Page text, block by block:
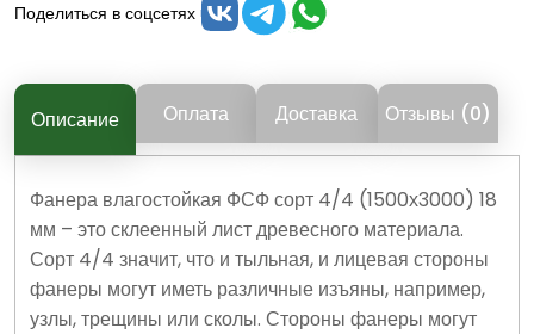
Поделиться в соцсетях
Описание Оплата Доставка Отзывы (0)
Фанера влагостойкая ФСФ сорт 4/4 (1500х3000) 18
мм – это склеенный лист древесного материала.
Сорт 4/4 значит, что и тыльная, и лицевая стороны
фанеры могут иметь различные изъяны, например,
узлы, трещины или сколы. Стороны фанеры могут